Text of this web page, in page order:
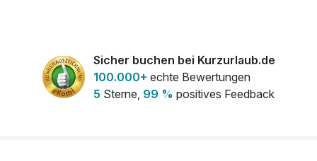
pro Aufenthalt
Late Check-out bis 15 Uhr, auf Anfrage
44,00 €
Sicher buchen bei Kurzurlaub.de
100.000+ echte Bewertungen
5 Sterne, 99 % positives Feedback